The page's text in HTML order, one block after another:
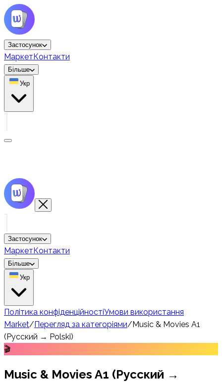
Застосунок
МаркетКонтакти
Більше
Укр
Застосунок
МаркетКонтакти
Більше
Укр
Політика конфіденційностіУмови використання
Market/Перегляд за категоріями/Music & Movies A1
(Русский → Polski)
🎬
Music & Movies A1 (Русский →